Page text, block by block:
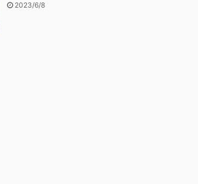
2023/6/8